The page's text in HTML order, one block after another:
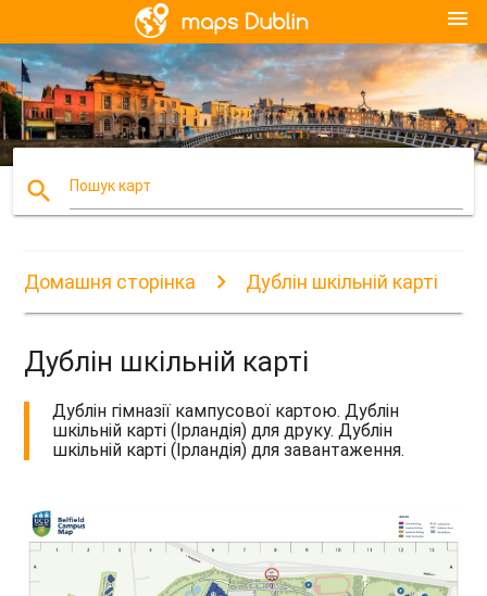
menu
search Пошук карт
Домашня сторінка Дублін шкільній карті
Дублін шкільній карті
Дублін гімназії кампусової картою. Дублін
шкільній карті (Ірландія) для друку. Дублін
шкільній карті (Ірландія) для завантаження.